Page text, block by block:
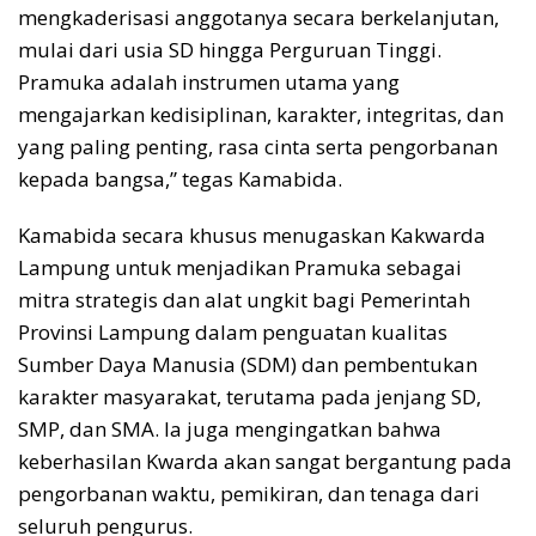
mengkaderisasi anggotanya secara berkelanjutan,
mulai dari usia SD hingga Perguruan Tinggi.
Pramuka adalah instrumen utama yang
mengajarkan kedisiplinan, karakter, integritas, dan
yang paling penting, rasa cinta serta pengorbanan
kepada bangsa,” tegas Kamabida.
​Kamabida secara khusus menugaskan Kakwarda
Lampung untuk menjadikan Pramuka sebagai
mitra strategis dan alat ungkit bagi Pemerintah
Provinsi Lampung dalam penguatan kualitas
Sumber Daya Manusia (SDM) dan pembentukan
karakter masyarakat, terutama pada jenjang SD,
SMP, dan SMA. Ia juga mengingatkan bahwa
keberhasilan Kwarda akan sangat bergantung pada
pengorbanan waktu, pemikiran, dan tenaga dari
seluruh pengurus.